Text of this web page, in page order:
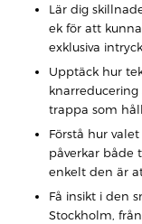
Lär dig
ek för att
exklusiva
Upptäck hur
trappa som
Förstå hur
påverkar både
enkelt den är
Få insikt i den
Stockholm,